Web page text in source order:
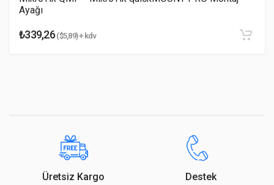
Ayağı
₺339,26($5,89) + kdv
Üretsiz Kargo Destek